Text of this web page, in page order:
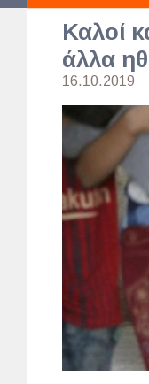
Καλοί
άλλα
16.10.2019